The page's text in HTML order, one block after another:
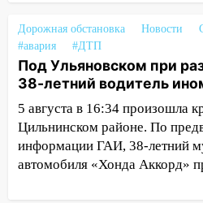
11:50
Заснул рядом с
случайно задушил
приговор
11:38 В Ленинском
полностью уничтожил
сарай
11:38 В Госдуме
Дорожная обстановка Новости
#авария
#ДТП
Под Ульяновском при
38-летний водитель
5 августа в 16:34 произошла
Цильнинском районе. По
информации ГАИ, 38-летний
автомобиля «Хонда Аккорд»